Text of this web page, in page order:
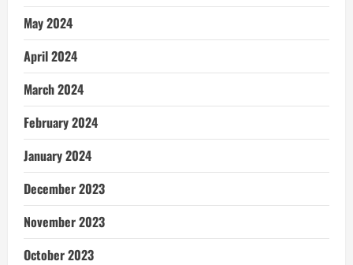
May 2024
April 2024
March 2024
February 2024
January 2024
December 2023
November 2023
October 2023